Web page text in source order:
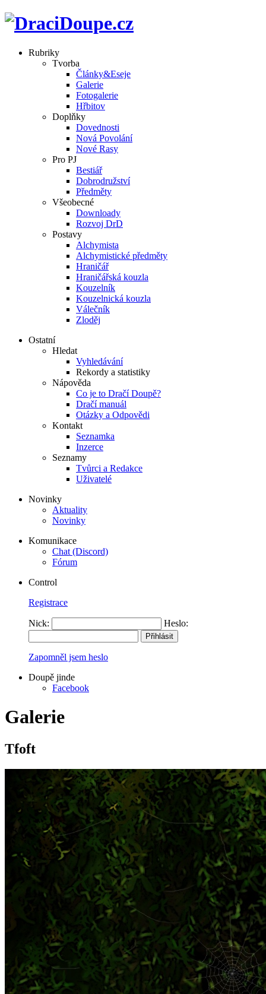
Rubriky
Tvorba
Články&Eseje
Galerie
Fotogalerie
Hřbitov
Doplňky
Dovednosti
Nová Povolání
Nové Rasy
Pro PJ
Bestiář
Dobrodružství
Předměty
Všeobecné
Downloady
Rozvoj DrD
Postavy
Alchymista
Alchymistické předměty
Hraničář
Hraničářská kouzla
Kouzelník
Kouzelnická kouzla
Válečník
Zloděj
Ostatní
Hledat
Vyhledávání
Rekordy a statistiky
Nápověda
Co je to Dračí Doupě?
Dračí manuál
Otázky a Odpovědi
Kontakt
Seznamka
Inzerce
Seznamy
Tvůrci a Redakce
Uživatelé
Novinky
Aktuality
Novinky
Komunikace
Chat (Discord)
Fórum
Control
Registrace
Nick: Heslo:
Zapomněl jsem heslo
Doupě jinde
Facebook
Galerie
Tfoft